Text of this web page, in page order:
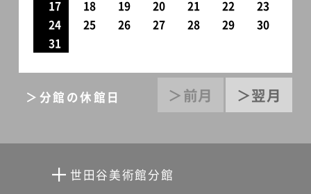
17
18 19 20 21 22
23
24
25 26 27 28 29
30
31
＞前月 ＞翌月
＞分館の休館日
世田谷美術館分館